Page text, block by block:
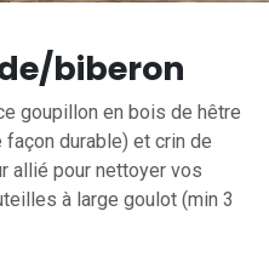
biberon
goupillon en bois de hêtre
durable) et crin de
allié pour nettoyer vos
à large goulot (min 3